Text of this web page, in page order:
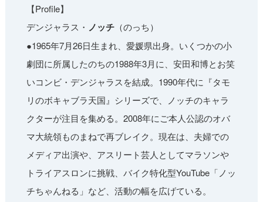
【Profile】
デンジャラス・ ノッチ（のっち）
●1965年7月26日生まれ、愛媛県出身。いくつかの小
劇団に所属したのちの1988年3月に、安田和博とお笑
いコンビ・デンジャラスを結成。1990年代に『タモ
リのボキャブラ天国』シリーズで、ノッチのキャラ
クターが注目を集める。2008年にご本人公認のオバ
マ大統領ものまねで再ブレイク。現在は、夫婦での
メディア出演や、アスリート芸人としてマラソンや
トライアスロンに挑戦、バイク特化型YouTube「ノッ
チちゃんねる」など、活動の幅を広げている。